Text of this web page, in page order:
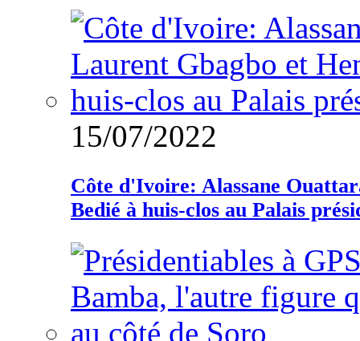
15/07/2022
Côte d'Ivoire: Alassane
Bedié à huis-clos au Palais